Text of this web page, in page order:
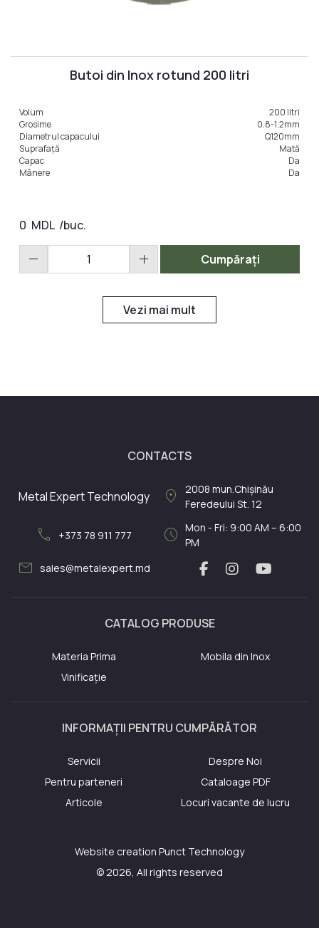
Butoi din Inox rotund 200 litri
Volum
200 litri
Grosime
0.8-1.2mm
Diametrul capacului
Q120mm
Suprafață
Mată
Capac
Da
Mânere
Da
0 MDL /buc.
remove add Cumpărați
Vezi mai mult
CONTACTS
Metal Expert Technology location_on 2008 mun.Chișinău
Feredeului St. 12
call +373 78 911 777 schedule Mon - Fri: 9:00 AM – 6:00
PM
mail sales@metalexpert.md
CATALOG PRODUSE
Materia Prima
Mobila din Inox
Vinificație
INFORMAȚII PENTRU CUMPĂRĂTOR
Servicii
Despre Noi
Pentru parteneri
Cataloage PDF
Articole
Locuri vacante de lucru
Website creation Punct Technology
© 2026, All rights reserved